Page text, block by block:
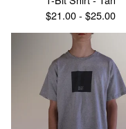
$21.00 - $25.00